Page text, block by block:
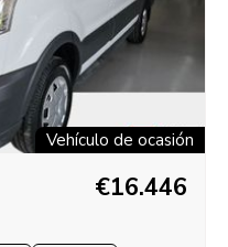
Vehículo de ocasión
€16.446